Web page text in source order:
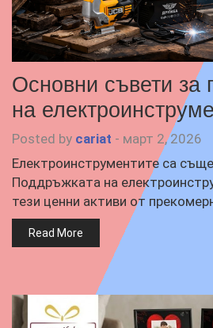
Основни съвети за
на
Posted by cariat - март 2, 2026
Електроинструментите са
Поддръжката на
тези ценни активи от
Read More